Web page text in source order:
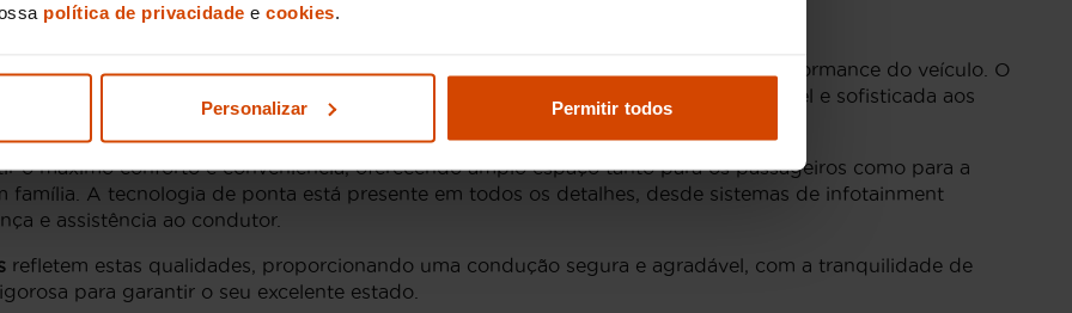
política de privacidade e cookies.
Personalizar Permitir todos
Toyota SUV 4x4
elegância e funcionalidade, com linhas modernas que acentuam a presença e a performance do veículo. O
a qualidade dos materiais é evidente, proporcionando uma experiência confortável e sofisticada aos
o máximo conforto e conveniência, oferecendo amplo espaço tanto para os passageiros como para a
família. A tecnologia de ponta está presente em todos os detalhes, desde sistemas de infotainment
e assistência ao condutor.
refletem estas qualidades, proporcionando uma condução segura e agradável, com a tranquilidade de
para garantir o seu excelente estado.